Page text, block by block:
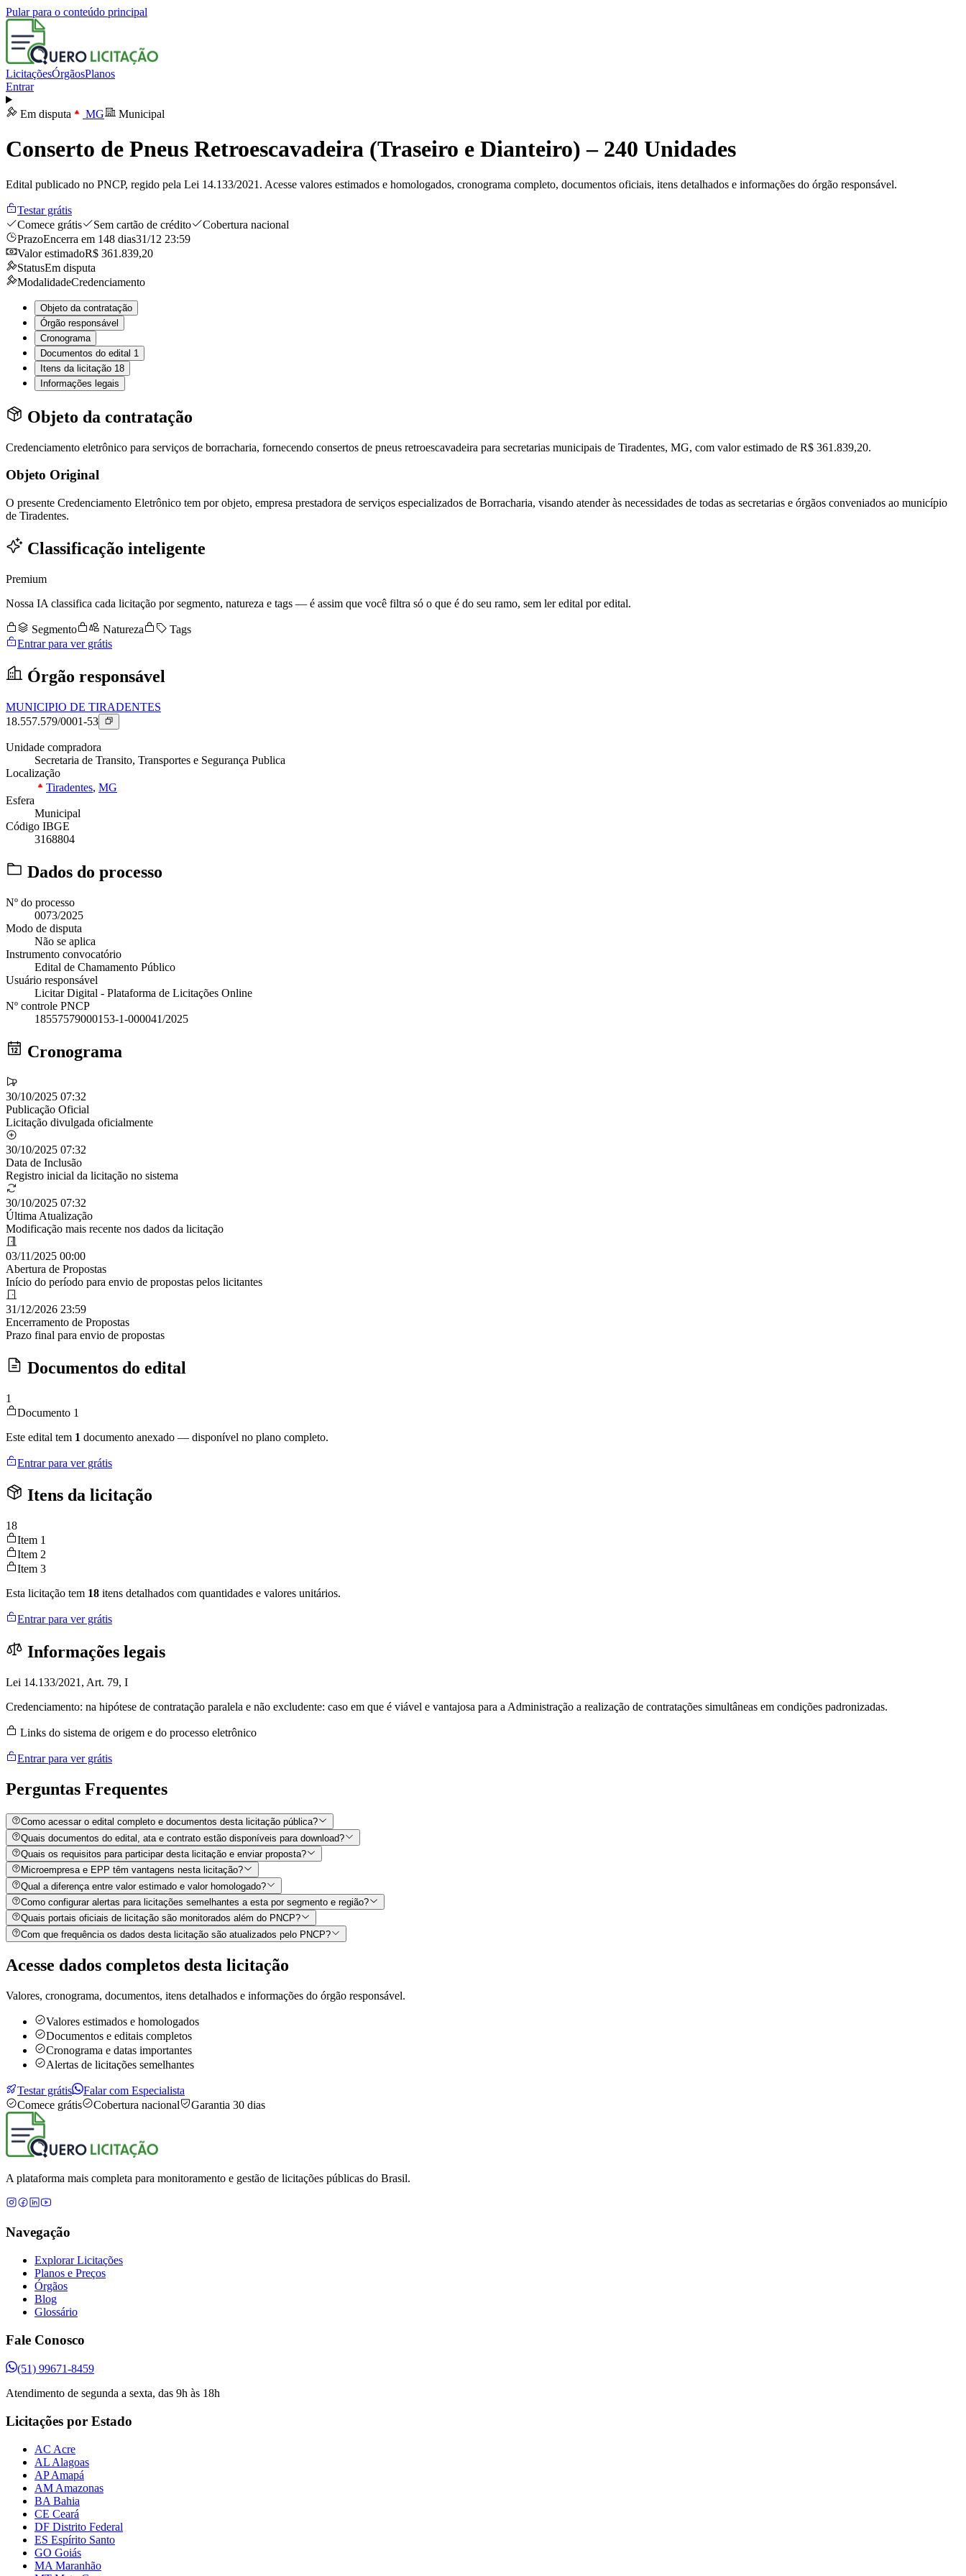
Pular para o conteúdo principal
LicitaçõesÓrgãosPlanos
Entrar
Em disputa MG Municipal
Conserto de Pneus Retroescavadeira (Traseiro e Dianteiro) – 240 Unidades
Edital publicado no PNCP, regido pela Lei 14.133/2021. Acesse valores estimados e homologados, cronograma completo, documentos oficiais, itens detalhados e informações do órgão responsável.
Testar grátis
Comece grátis
Sem cartão de crédito
Cobertura nacional
PrazoEncerra em 148 dias31/12 23:59
Valor estimadoR$ 361.839,20
StatusEm disputa
ModalidadeCredenciamento
Objeto da contratação
Órgão responsável
Cronograma
Documentos do edital 1
Itens da licitação 18
Informações legais
Objeto da contratação
Credenciamento eletrônico para serviços de borracharia, fornecendo consertos de pneus retroescavadeira para secretarias municipais de Tiradentes, MG, com valor estimado de R$ 361.839,20.
Objeto Original
O presente Credenciamento Eletrônico tem por objeto, empresa prestadora de serviços especializados de Borracharia, visando atender às necessidades de todas as secretarias e órgãos conveniados ao município
de Tiradentes.
Classificação inteligente
Premium
Nossa IA classifica cada licitação por segmento, natureza e tags — é assim que você filtra só o que é do seu ramo, sem ler edital por edital.
Segmento Natureza
Tags
Entrar para ver grátis
Órgão responsável
MUNICIPIO DE TIRADENTES
18.557.579/0001-53
Unidade compradora
Secretaria de Transito, Transportes e Segurança Publica
Localização
Tiradentes, MG
Esfera
Municipal
Código IBGE
3168804
Dados do processo
Nº do processo
0073/2025
Modo de disputa
Não se aplica
Instrumento convocatório
Edital de Chamamento Público
Usuário responsável
Licitar Digital - Plataforma de Licitações Online
Nº controle PNCP
18557579000153-1-000041/2025
Cronograma
30/10/2025 07:32
Publicação Oficial
Licitação divulgada oficialmente
30/10/2025 07:32
Data de Inclusão
Registro inicial da licitação no sistema
30/10/2025 07:32
Última Atualização
Modificação mais recente nos dados da licitação
03/11/2025 00:00
Abertura de Propostas
Início do período para envio de propostas pelos licitantes
31/12/2026 23:59
Encerramento de Propostas
Prazo final para envio de propostas
Documentos do edital
1
Documento 1
Este edital tem 1 documento anexado — disponível no plano completo.
Entrar para ver grátis
Itens da licitação
18
Item 1
Item 2
Item 3
Esta licitação tem 18 itens detalhados com quantidades e valores unitários.
Entrar para ver grátis
Informações legais
Lei 14.133/2021, Art. 79, I
Credenciamento: na hipótese de contratação paralela e não excludente: caso em que é viável e vantajosa para a Administração a realização de contratações simultâneas em condições padronizadas.
Links do sistema de origem e do processo eletrônico
Entrar para ver grátis
Perguntas Frequentes
Como acessar o edital completo e documentos desta licitação pública?
Quais documentos do edital, ata e contrato estão disponíveis para download?
Quais os requisitos para participar desta licitação e enviar proposta?
Microempresa e EPP têm vantagens nesta licitação?
Qual a diferença entre valor estimado e valor homologado?
Como configurar alertas para licitações semelhantes a esta por segmento e região?
Quais portais oficiais de licitação são monitorados além do PNCP?
Com que frequência os dados desta licitação são atualizados pelo PNCP?
Acesse dados completos desta licitação
Valores, cronograma, documentos, itens detalhados e informações do órgão responsável.
Valores estimados e homologados
Documentos e editais completos
Cronograma e datas importantes
Alertas de licitações semelhantes
Testar grátis
Falar com Especialista
Comece grátis
Cobertura nacional Garantia 30 dias
A plataforma mais completa para monitoramento e gestão de licitações públicas do Brasil.
Navegação
Explorar Licitações
Planos e Preços
Órgãos
Blog
Glossário
Fale Conosco
(51) 99671-8459
Atendimento de segunda a sexta, das 9h às 18h
Licitações por Estado
AC Acre
AL Alagoas
AP Amapá
AM Amazonas
BA Bahia
CE Ceará
DF Distrito Federal
ES Espírito Santo
GO Goiás
MA Maranhão